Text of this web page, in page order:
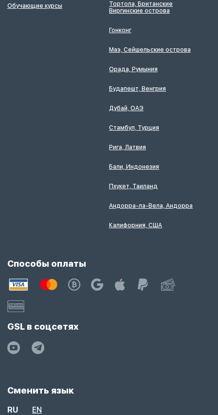
Обучающие курсы
Тортола, Британские
Виргинские острова
Гонконг
Маэ, Сейшельские острова
Орада, Румыния
Будапешт, Венгрия
Дубай, ОАЭ
Стамбул, Турция
Рига, Латвия
Бали, Индонезия
Пхукет, Таиланд
Андорра-ла-Вела, Андорра
Калифорния, США
Способы оплаты
GSL в соцсетях
Сменить язык
RU EN